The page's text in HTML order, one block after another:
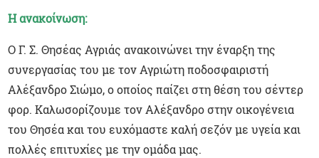
Η ανακοίνωση:
Ο Γ. Σ. Θησέας Αγριάς ανακοινώνει την έναρξη της
συνεργασίας του με τον Αγριώτη ποδοσφαιριστή
Αλέξανδρο Σιώμο, ο οποίος παίζει στη θέση του σέντερ
φορ. Καλωσορίζουμε τον Αλέξανδρο στην οικογένεια
του Θησέα και του ευχόμαστε καλή σεζόν με υγεία και
πολλές επιτυχίες με την ομάδα μας.